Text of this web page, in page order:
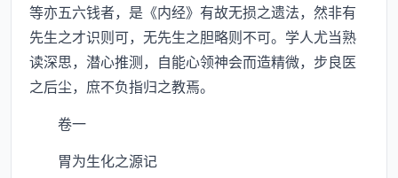
等亦五六钱者，是《内经》有故无损之遗法，然非有
先生之才识则可，无先生之胆略则不可。学人尤当熟
读深思，潜心推测，自能心领神会而造精微，步良医
之后尘，庶不负指归之教焉。
卷一
胃为生化之源记